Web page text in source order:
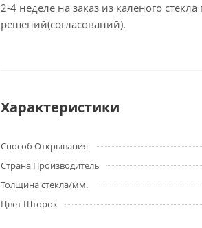
2-4 неделе на заказ из каленого
решений(согласований).
Характеристики
Способ Открывания
Страна Производитель
Толщина стекла/мм.
Цвет Шторок